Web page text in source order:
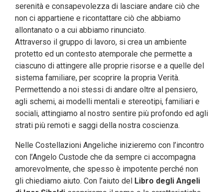
serenità e consapevolezza di lasciare andare ciò che
non ci appartiene e ricontattare ciò che abbiamo
allontanato o a cui abbiamo rinunciato.
Attraverso il gruppo di lavoro, si crea un ambiente
protetto ed un contesto atemporale che permette a
ciascuno di attingere alle proprie risorse e a quelle del
sistema familiare, per scoprire la propria Verità.
Permettendo a noi stessi di andare oltre al pensiero,
agli schemi, ai modelli mentali e stereotipi, familiari e
sociali, attingiamo al nostro sentire più profondo ed agli
strati più remoti e saggi della nostra coscienza.
Nelle Costellazioni Angeliche inizieremo con l’incontro
con l’Angelo Custode che da sempre ci accompagna
amorevolmente, che spesso è impotente perché non
gli chiediamo aiuto. Con l’aiuto del
Libro degli Angeli